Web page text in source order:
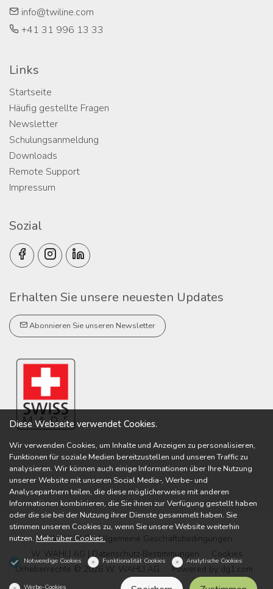
info@twiline.com
+41 31 996 13 33
Links
Startseite
Häufig gestellte Fragen
Newsletter
Schulungsanmeldung
Downloads
Remote Support
Impressum
Sozial
Erhalten Sie unsere neuesten Updates
Abonnieren Sie unseren Newsletter
W. WAHLI AG | Allgemeine Geschäftsbedingungen
W. WAHLI AG | Datenschutz-Bestimmungen
Cookies
Urheberrechte © 2026 W. WAHLI AG
Powered by dg1.com
Diese Webseite verwendet Cookies.
Wir verwenden Cookies, um Inhalte und Anzeigen zu personalisieren,
Funktionen für soziale Medien bereitzustellen und unseren Traffic zu
analysieren. Wir können auch einige Informationen über Ihre Nutzung
unserer Website mit unseren Social Media-, Werbe- und
Analysepartnern teilen, die diese möglicherweise mit anderen
Informationen kombinieren, die Sie ihnen zur Verfügung gestellt haben
oder die sie bei der Nutzung ihrer Dienste gesammelt haben. Sie
stimmen unseren Cookies zu, wenn Sie unsere Website weiterhin
nutzen. Mehr über Cookies.
Notwendige Cookies Funktionalität Cookies Analytische Cookies
Werbe-Cookies